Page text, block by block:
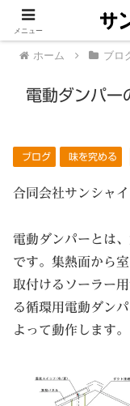
ホーム ブロ
電動ダンパー
ブログ 味を究める
合同会社サンシャ
電動ダンパーとは
です。集熱面から
取付けるソーラー
る循環用電動ダン
よって動作します。
メニュー